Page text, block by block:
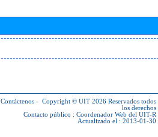
Contáctenos - Copyright © UIT 2026 Reservados todos
los derechos
Contacto público : Coordenador Web del UIT-R
Actualizado el : 2013-01-30